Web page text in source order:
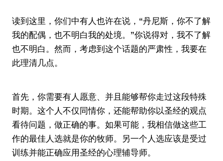
读到这里，你们中有人也许在说，“丹尼斯，你不了解
我的配偶，也不明白我的处境。”你说得对，我不了解
也不明白。然而，考虑到这个话题的严肃性，我要在
此理清几点。
首先，你需要有人愿意、并且能够帮你走过这段特殊
时期。这个人不仅同情你，还能帮助你以圣经的观点
看待问题，做正确的事。如果可能，我相信做这些工
作的最佳人选就是你的牧师。另一个人选应该是受过
训练并能正确应用圣经的心理辅导师。